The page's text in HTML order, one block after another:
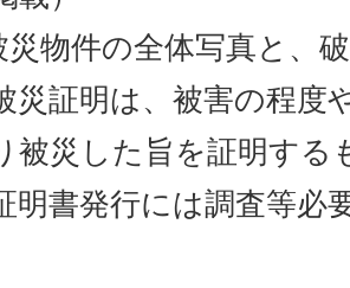
災物件の全体写真と、
証明は、被害の程度
被災した旨を証明する
書発行には調査等必